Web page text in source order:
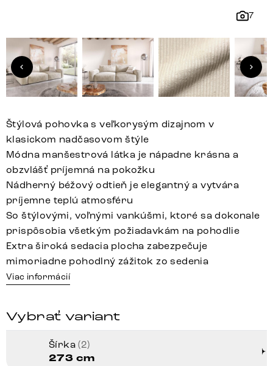
7
Štýlová pohovka s veľkorysým dizajnom v
klasickom nadčasovom štýle
Módna manšestrová látka je nápadne krásna a
obzvlášť príjemná na pokožku
Nádherný béžový odtieň je elegantný a vytvára
príjemne teplú atmosféru
So štýlovými, voľnými vankúšmi, ktoré sa dokonale
prispôsobia všetkým požiadavkám na pohodlie
Extra široká sedacia plocha zabezpečuje
mimoriadne pohodlný zážitok zo sedenia
Viac informácií
Vybrať variant
Šírka(2)
273 cm